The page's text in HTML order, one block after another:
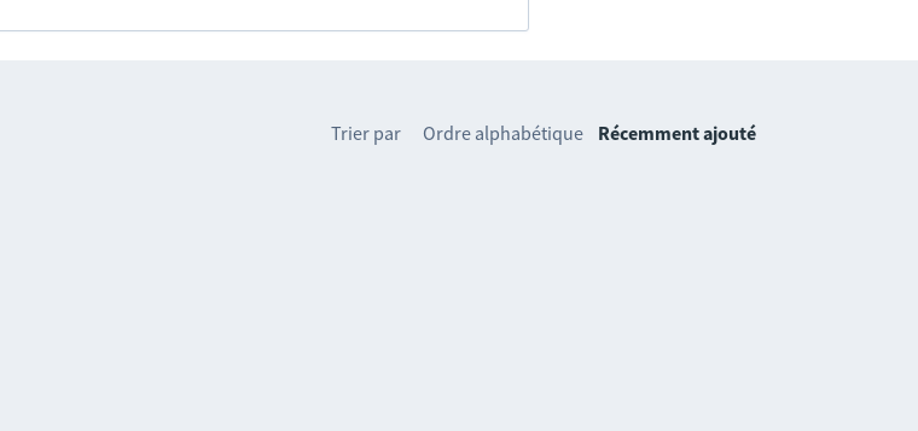
Trier par Ordre alphabétique Récemment ajouté